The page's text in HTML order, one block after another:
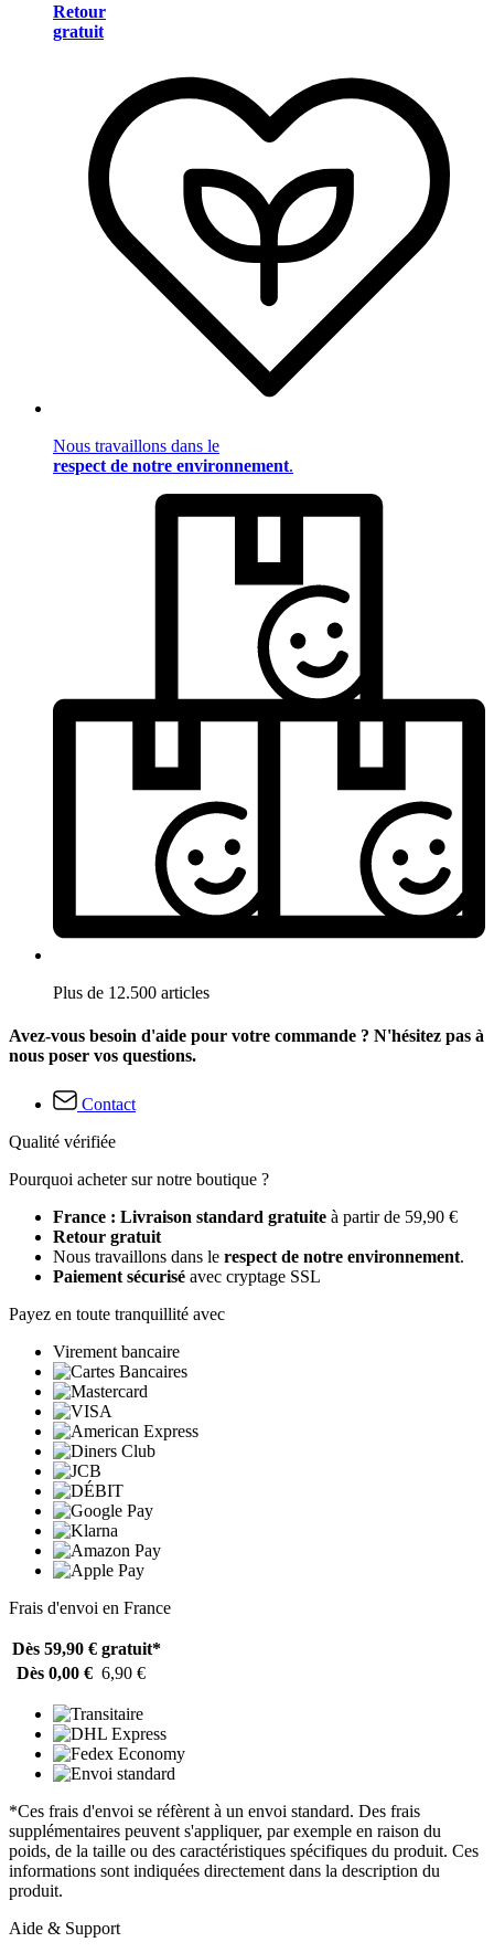
Retour
gratuit
Nous travaillons dans le
respect de notre environnement.
Plus de 12.500 articles
Avez-vous besoin d'aide pour votre commande ? N'hésitez pas à
nous poser vos questions.
Contact
Qualité vérifiée
Pourquoi acheter sur notre boutique ?
France : Livraison standard gratuite à partir de 59,90 €
Retour gratuit
Nous travaillons dans le respect de notre environnement.
Paiement sécurisé avec cryptage SSL
Payez en toute tranquillité avec
Virement bancaire
Frais d'envoi en France
Dès 59,90 € gratuit*
Dès 0,00 € 6,90 €
*Ces frais d'envoi se réfèrent à un envoi standard. Des frais
supplémentaires peuvent s'appliquer, par exemple en raison du
poids, de la taille ou des caractéristiques spécifiques du produit. Ces
informations sont indiquées directement dans la description du
produit.
Aide & Support